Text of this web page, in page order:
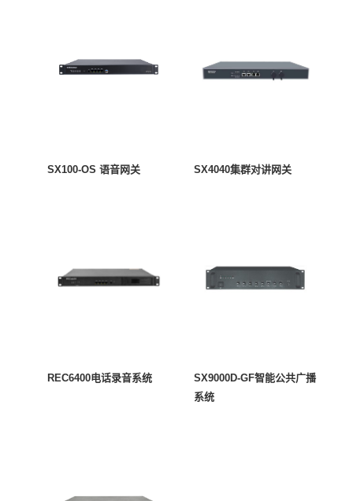
SX100-OS 语音网关 SX4040集群对讲网关
REC6400电话录音系统
SX9000D-GF智能公共广播
系统